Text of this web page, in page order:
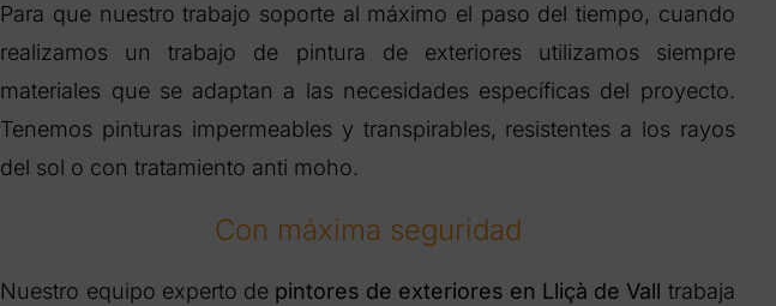
Para que nuestro trabajo soporte al máximo el paso del tiempo, cuando
realizamos un trabajo de pintura de exteriores utilizamos siempre
materiales que se adaptan a las necesidades específicas del proyecto.
Tenemos pinturas impermeables y transpirables, resistentes a los rayos
del sol o con tratamiento anti moho.
Con máxima seguridad
Nuestro equipo experto de pintores de exteriores en Lliçà de Vall trabaja